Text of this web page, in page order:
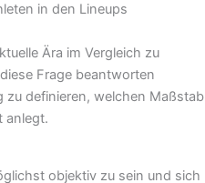
in den Lineups
Ära im Vergleich zu
Frage beantworten
definieren, welchen Maßstab
anlegt.
objektiv zu sein und sich